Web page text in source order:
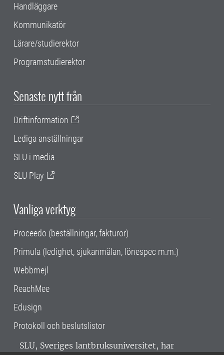
Handläggare
Kommunikatör
Lärare/studierektor
Programstudierektor
Senaste nytt från
Driftinformation
Lediga anställningar
SLU i media
SLU Play
Vanliga verktyg
Proceedo (beställningar, fakturor)
Primula (ledighet, sjukanmälan, lönespec m.m.)
Webbmejl
ReachMee
Edusign
Protokoll och beslutslistor
SLU, Sveriges lantbruksuniversitet, har